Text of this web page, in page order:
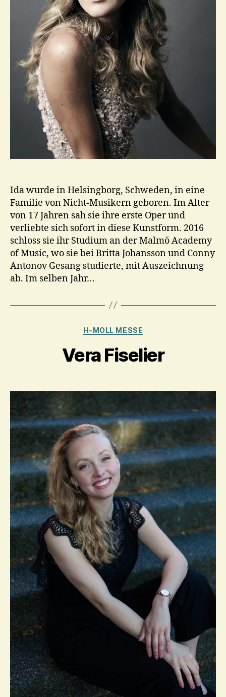
Ida wurde in Helsingborg, Schweden, in eine
Familie von Nicht-Musikern geboren. Im Alter
von 17 Jahren sah sie ihre erste Oper und
verliebte sich sofort in diese Kunstform. 2016
schloss sie ihr Studium an der Malmö Academy
of Music, wo sie bei Britta Johansson und Conny
Antonov Gesang studierte, mit Auszeichnung
ab. Im selben Jahr…
Kategorien
H-MOLL MESSE
Vera Fiselier